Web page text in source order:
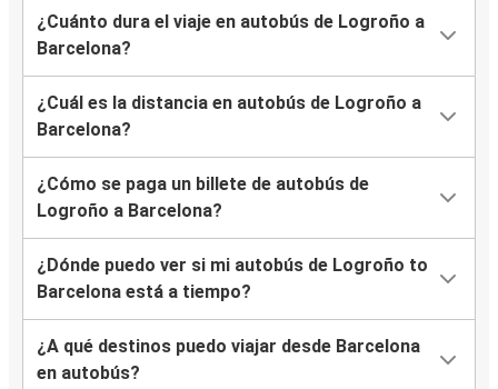
¿Cuánto dura el viaje en autobús de Logroño a
Barcelona?
¿Cuál es la distancia en autobús de Logroño a
Barcelona?
¿Cómo se paga un billete de autobús de
Logroño a Barcelona?
¿Dónde puedo ver si mi autobús de Logroño to
Barcelona está a tiempo?
¿A qué destinos puedo viajar desde Barcelona
en autobús?